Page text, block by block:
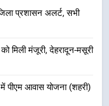
के मुख्यमंत्री से
और सांस्कृतिक
पर हुई चर्चा
प्रशासन अलर्ट, सभी
मिली मंजूरी, देहरादून-मसूरी
में पीएम आवास योजना (शहरी)